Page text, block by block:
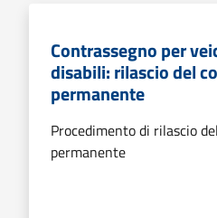
Contrassegno per
disabili: rilascio del
permanente
Procedimento di rilascio
permanente